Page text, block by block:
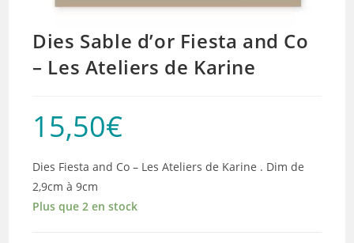
Dies Sable d’or Fiesta and Co
– Les Ateliers de Karine
15,50€
Dies Fiesta and Co – Les Ateliers de Karine . Dim de
2,9cm à 9cm
Plus que 2 en stock